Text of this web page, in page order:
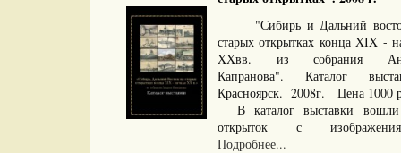
"Сибирь и Дальний
старых открытках конца XIX -
XXвв. из собрания
Капранова". Каталог
Красноярск. 2008г. Цена
В каталог выставки
открыток с
Подробнее...